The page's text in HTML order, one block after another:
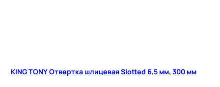
KING TONY Отвертка шлицевая Slotted 6,5 мм, 300 мм